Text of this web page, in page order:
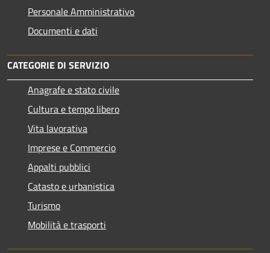
Personale Amministrativo
Documenti e dati
CATEGORIE DI SERVIZIO
Anagrafe e stato civile
Cultura e tempo libero
Vita lavorativa
Imprese e Commercio
Appalti pubblici
Catasto e urbanistica
Turismo
Mobilità e trasporti